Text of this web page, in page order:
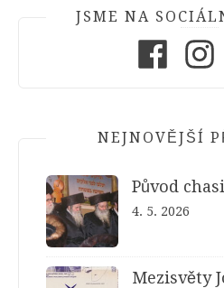
JSME NA
NEJNOVĚJŠÍ
Původ
4. 5. 2026
Mezisvěty